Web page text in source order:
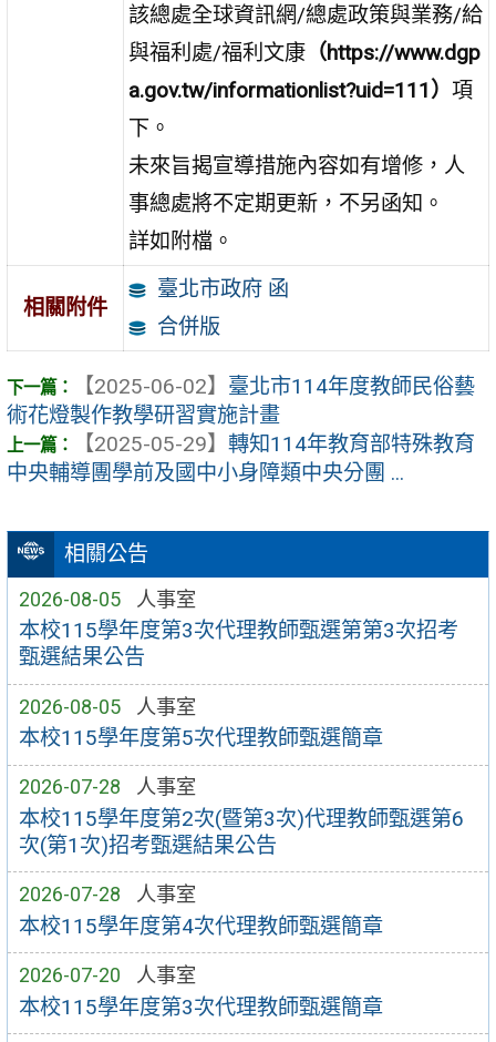
相關公告
2026-08-05 人事室
本校115學年度第3次代理教師甄選第第3次招考
甄選結果公告
2026-08-05 人事室
本校115學年度第5次代理教師甄選簡章
2026-07-28 人事室
本校115學年度第2次(暨第3次)代理教師甄選第6
次(第1次)招考甄選結果公告
2026-07-28 人事室
本校115學年度第4次代理教師甄選簡章
2026-07-20 人事室
本校115學年度第3次代理教師甄選簡章
該總處全球資訊網/總處政策與業務/給
與福利處/福利文康 （https://www.dgp
a.gov.tw/informationlist?uid=111）項
下。
未來旨揭宣導措施內容如有增修，人
事總處將不定期更新，不另函知。
詳如附檔。
相關附件
臺北市政府 函
合併版
【2025-06-02】 臺北市114年度教師民俗藝
術花燈製作教學研習實施計畫
【2025-05-29】 轉知114年教育部特殊教育
中央輔導團學前及國中小身障類中央分團 ...